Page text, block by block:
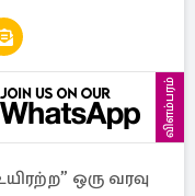
விளம்பரம்
ஒரு வரவு